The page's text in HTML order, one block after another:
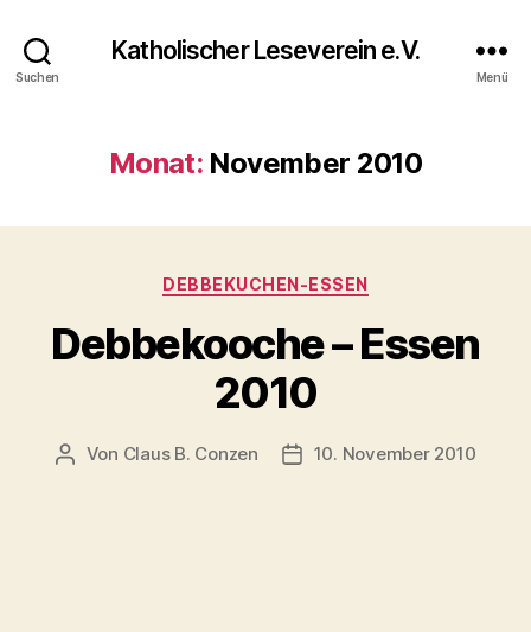
Suchen
Katholischer Leseverein e.V.
Menü
Monat: November 2010
DEBBEKUCHEN-ESSEN
Debbekooche – Essen
2010
Von Claus B. Conzen 10. November 2010